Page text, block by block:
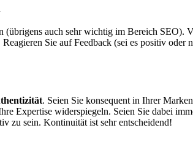
auch sehr wichtig im Bereich
Sie auf Feedback (sei es positiv
. Seien Sie konsequent in Ihrer
Expertise widerspiegeln. Seien Sie dabei
zu sein. Kontinuität ist sehr entscheidend!